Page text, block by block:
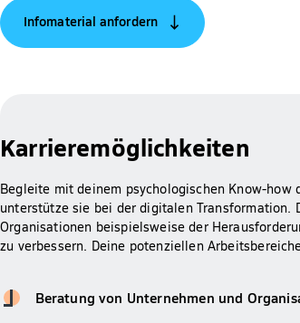
Infomaterial anfordern
Karrieremöglichkeiten
Begleite mit deinem psychologischen Know-
unterstütze sie bei der digitalen Transformation.
Organisationen beispielsweise der
zu verbessern. Deine potenziellen
Beratung von Unternehmen und